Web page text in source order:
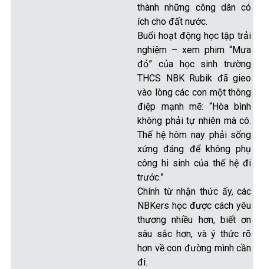
thành những công dân có
ích cho đất nước.
Buổi hoạt động học tập trải
nghiệm – xem phim “Mưa
đỏ” của học sinh trường
THCS NBK Rubik đã gieo
vào lòng các con một thông
điệp mạnh mẽ: “Hòa bình
không phải tự nhiên mà có.
Thế hệ hôm nay phải sống
xứng đáng để không phụ
công hi sinh của thế hệ đi
trước.”
Chính từ nhận thức ấy, các
NBKers học được cách yêu
thương nhiều hơn, biết ơn
sâu sắc hơn, và ý thức rõ
hơn về con đường mình cần
đi.